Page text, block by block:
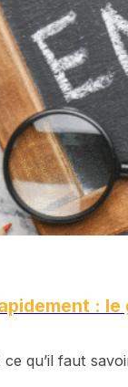
:
qu’il faut